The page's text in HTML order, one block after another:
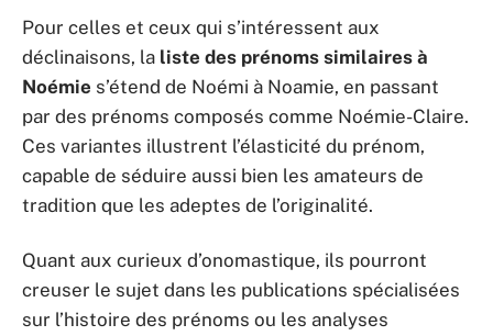
Pour celles et ceux qui s’intéressent aux
déclinaisons, la liste des prénoms similaires à
Noémie s’étend de Noémi à Noamie, en passant
par des prénoms composés comme Noémie-Claire.
Ces variantes illustrent l’élasticité du prénom,
capable de séduire aussi bien les amateurs de
tradition que les adeptes de l’originalité.
Quant aux curieux d’onomastique, ils pourront
creuser le sujet dans les publications spécialisées
sur l’histoire des prénoms ou les analyses